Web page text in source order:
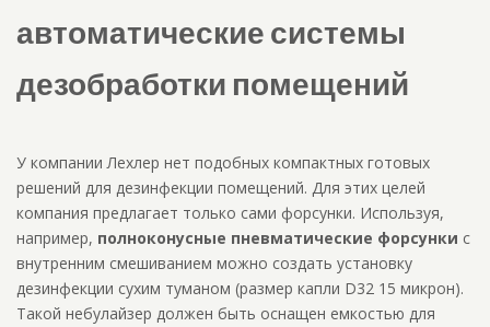
автоматические системы
дезобработки помещений
У компании Лехлер нет подобных компактных готовых
решений для дезинфекции помещений. Для этих целей
компания предлагает только сами форсунки. Используя,
например, полноконусные пневматические форсунки с
внутренним смешиванием можно создать установку
дезинфекции сухим туманом (размер капли D32 15 микрон).
Такой небулайзер должен быть оснащен емкостью для